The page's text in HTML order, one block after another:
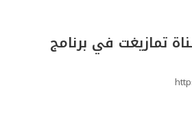
تمازيغت في برنامج